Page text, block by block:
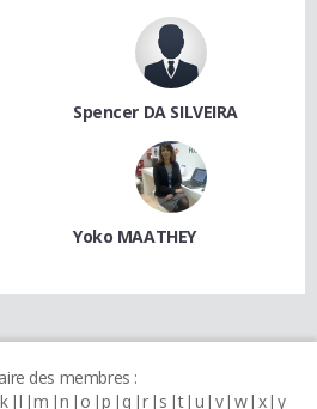
Spencer DA SILVEIRA
Yoko MAATHEY
des membres :
k l m n o p q r s t u v w x y